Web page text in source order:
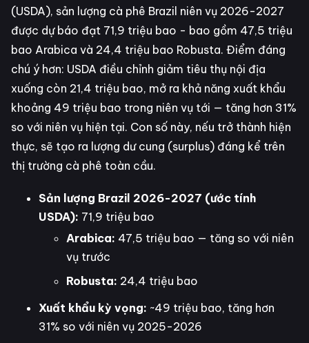
(USDA), sản lượng cà phê Brazil niên vụ 2026-2027
được dự báo đạt 71,9 triệu bao - bao gồm 47,5 triệu
bao Arabica và 24,4 triệu bao Robusta. Điểm đáng
chú ý hơn: USDA điều chỉnh giảm tiêu thụ nội địa
xuống còn 21,4 triệu bao, mở ra khả năng xuất khẩu
khoảng 49 triệu bao trong niên vụ tới — tăng hơn 31%
so với niên vụ hiện tại. Con số này, nếu trở thành hiện
thực, sẽ tạo ra lượng dư cung (surplus) đáng kể trên
thị trường cà phê toàn cầu.
Sản lượng Brazil 2026-2027 (ước tính
USDA): 71,9 triệu bao
Arabica: 47,5 triệu bao — tăng so với niên
vụ trước
Robusta: 24,4 triệu bao
Xuất khẩu kỳ vọng: ~49 triệu bao, tăng hơn
31% so với niên vụ 2025-2026